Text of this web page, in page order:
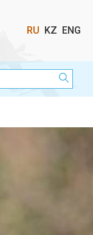
Выбор
RU KZ ENG